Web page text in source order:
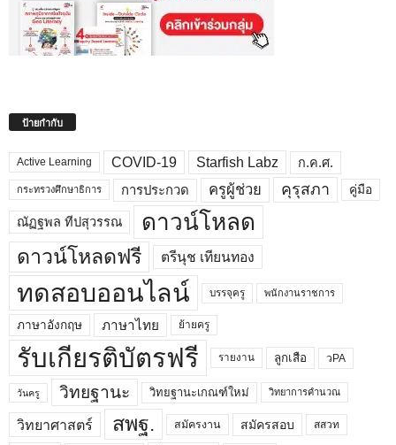
ป้ายกำกับ
Active Learning COVID-19 Starfish Labz ก.ค.ศ.
กระทรวงศึกษาธิการ การประกวด ครูผู้ช่วย คุรุสภา คู่มือ
ณัฏฐพล ทีปสุวรรณ ดาวน์โหลด
ดาวน์โหลดฟรี ตรีนุช เทียนทอง
ทดสอบออนไลน์ บรรจุครู พนักงานราชการ
ภาษาอังกฤษ ภาษาไทย ย้ายครู
รับเกียรติบัตรฟรี รายงาน ลูกเสือ วPA
วันครู วิทยฐานะ วิทยฐานะเกณฑ์ใหม่ วิทยาการคำนวณ
วิทยาศาสตร์ สพฐ. สมัครงาน สมัครสอบ สสวท